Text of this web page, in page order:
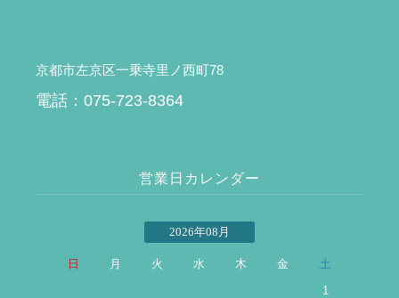
京都市左京区一乗寺里ノ西町78
電話：075-723-8364
営業日カレンダー
2026年08月
日 月 火 水 木 金
土
1